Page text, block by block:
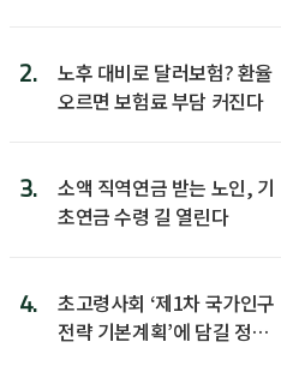
2.
노후 대비로 달러보험? 환율
오르면 보험료 부담 커진다
3.
소액 직역연금 받는 노인, 기
초연금 수령 길 열린다
4.
초고령사회 ‘제1차 국가인구
전략 기본계획’에 담길 정책